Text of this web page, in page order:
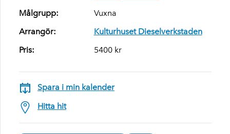
Målgrupp:
Vuxna
Arrangör:
Kulturhuset Dieselverkstaden
Pris:
5400 kr
Spara i min kalender
Hitta hit